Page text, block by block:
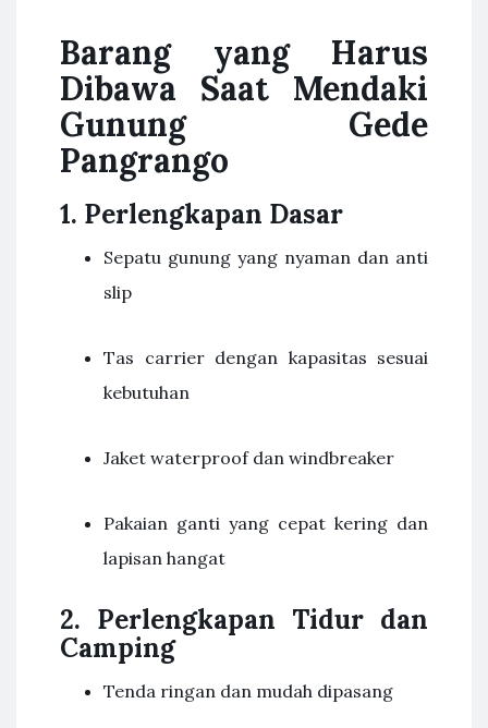
Barang yang Harus
Dibawa Saat Mendaki
Gunung Gede
Pangrango
1. Perlengkapan Dasar
Sepatu gunung yang nyaman dan anti
slip
Tas carrier dengan kapasitas sesuai
kebutuhan
Jaket waterproof dan windbreaker
Pakaian ganti yang cepat kering dan
lapisan hangat
2. Perlengkapan Tidur dan
Camping
Tenda ringan dan mudah dipasang